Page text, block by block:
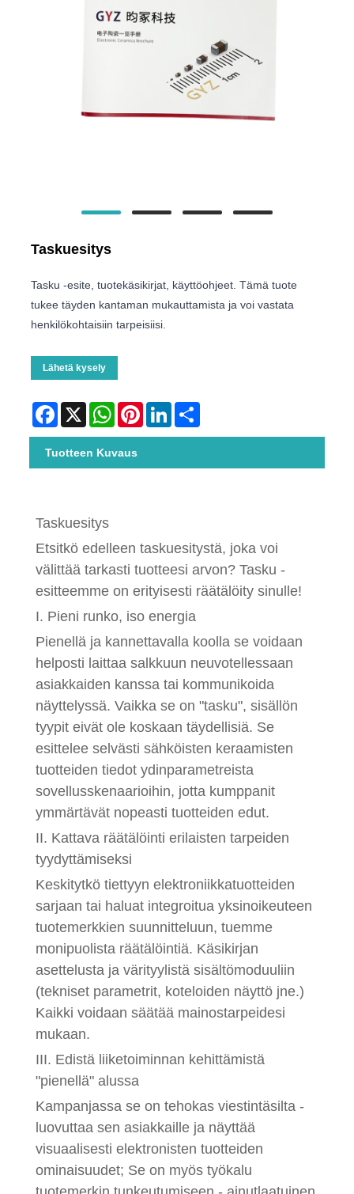
Taskuesitys
Tasku -esite, tuotekäsikirjat, käyttöohjeet. Tämä tuote
tukee täyden kantaman mukauttamista ja voi vastata
henkilökohtaisiin tarpeisiisi.
Lähetä kysely
Facebook
X WhatsAppPinterestLinkedIn
Tuotteen Kuvaus
Taskuesitys
Etsitkö edelleen taskuesitystä, joka voi
välittää tarkasti tuotteesi arvon? Tasku -
esitteemme on erityisesti räätälöity sinulle!
I. Pieni runko, iso energia
Pienellä ja kannettavalla koolla se voidaan
helposti laittaa salkkuun neuvotellessaan
asiakkaiden kanssa tai kommunikoida
näyttelyssä. Vaikka se on "tasku", sisällön
tyypit eivät ole koskaan täydellisiä. Se
esittelee selvästi sähköisten keraamisten
tuotteiden tiedot ydinparametreista
sovellusskenaarioihin, jotta kumppanit
ymmärtävät nopeasti tuotteiden edut.
II. Kattava räätälöinti erilaisten tarpeiden
tyydyttämiseksi
Keskitytkö tiettyyn elektroniikkatuotteiden
sarjaan tai haluat integroitua yksinoikeuteen
tuotemerkkien suunnitteluun, tuemme
monipuolista räätälöintiä. Käsikirjan
asettelusta ja värityylistä sisältömoduuliin
(tekniset parametrit, koteloiden näyttö jne.)
Kaikki voidaan säätää mainostarpeidesi
mukaan.
III. Edistä liiketoiminnan kehittämistä
"pienellä" alussa
Kampanjassa se on tehokas viestintäsilta -
luovuttaa sen asiakkaille ja näyttää
visuaalisesti elektronisten tuotteiden
ominaisuudet; Se on myös työkalu